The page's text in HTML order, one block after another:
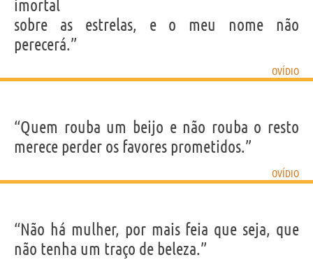
imortal
sobre as estrelas, e o meu nome não
perecerá.”
OVÍDIO
“Quem rouba um beijo e não rouba o resto
merece perder os favores prometidos.”
OVÍDIO
“Não há mulher, por mais feia que seja, que
não tenha um traço de beleza.”